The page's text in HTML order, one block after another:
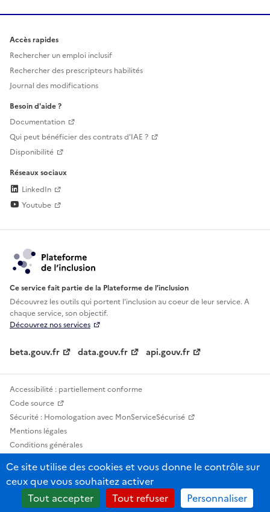
Accès rapides
Rechercher un emploi inclusif
Rechercher des prescripteurs habilités
Journal des modifications
Besoin d'aide ?
Documentation
Qui peut bénéficier des contrats d'IAE ?
Disponibilité
Réseaux sociaux
LinkedIn
Youtube
Ce service fait partie de la Plateforme de l’inclusion
Découvrez les outils qui portent l'inclusion aucoeur de leur service. A
chaque service, son objectif.
Découvrez nos services
beta.gouv.fr data.gouv.fr api.gouv.fr
Accessibilité : partiellement conforme
Code source
Sécurité : Homologation avec MonServiceSécurisé
Mentions légales
Conditions générales
Statistiques, lexiques et indicateurs
Sauf mention contraire, tous les contenus de ce site sont sous licence
etalab-2.0
Ce site utilise des cookies et vous donne le contrôle sur
ceux que vous souhaitez activer
Tout accepter
Tout refuser Personnaliser